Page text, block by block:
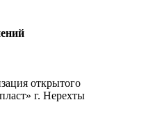
открытого
г. Нерехты